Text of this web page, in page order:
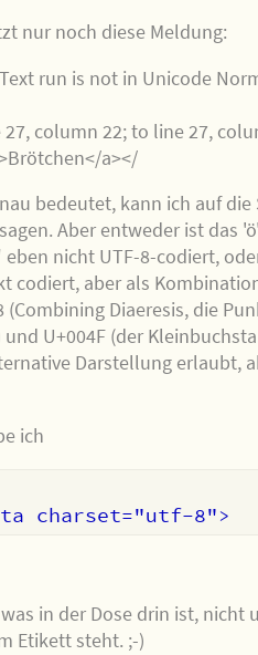
nur noch diese Meldung:
run is not in Unicode
column 22; to line 27,
a></
bedeutet, kann ich auf die
Aber entweder ist das
nicht UTF-8-codiert,
codiert, aber als
(Combining Diaeresis, die
U+004F (der
Darstellung erlaubt,
ich
in der Dose drin ist, nicht
Etikett steht. ;-)